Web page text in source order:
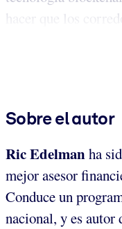
hacer que los
Sobre el autor
Ric Edelmanha
mejor asesor
Conduce un
nacional, y es autor